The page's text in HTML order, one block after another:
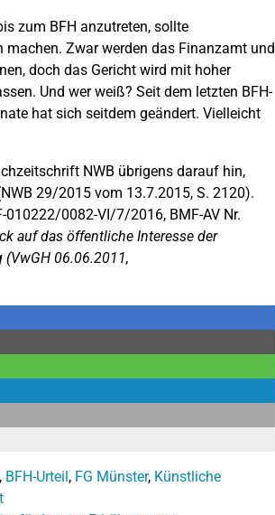
zum BFH anzutreten, sollte
Zwar werden das Finanzamt und
doch das Gericht wird mit hoher
Und wer weiß? Seit dem letzten BFH-
hat sich seitdem geändert. Vielleicht
NWB übrigens darauf hin,
29/2015 vom 13.7.2015, S. 2120).
0082-VI/7/2016, BMF-AV Nr.
auf das öffentliche Interesse der
06.06.2011,
, BFH-Urteil, FG Münster, Künstliche